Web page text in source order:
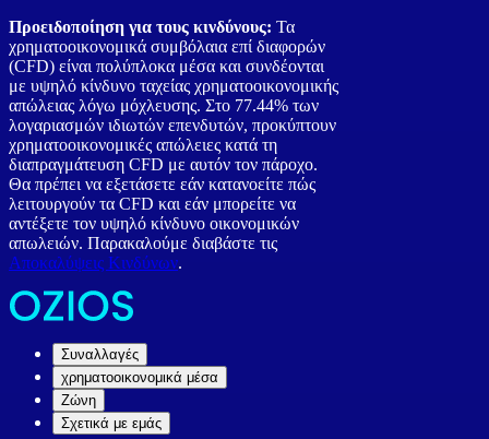
Προειδοποίηση για τους κινδύνους: Τα
χρηματοοικονομικά συμβόλαια επί διαφορών
(CFD) είναι πολύπλοκα μέσα και συνδέονται
με υψηλό κίνδυνο ταχείας χρηματοοικονομικής
απώλειας λόγω μόχλευσης. Στο 77.44% των
λογαριασμών ιδιωτών επενδυτών, προκύπτουν
χρηματοοικονομικές απώλειες κατά τη
διαπραγμάτευση CFD με αυτόν τον πάροχο.
Θα πρέπει να εξετάσετε εάν κατανοείτε πώς
λειτουργούν τα CFD και εάν μπορείτε να
αντέξετε τον υψηλό κίνδυνο οικονομικών
απωλειών. Παρακαλούμε διαβάστε τις
Αποκαλύψεις Κινδύνων.
Συναλλαγές
χρηματοοικονομικά μέσα
Ζώνη
Σχετικά με εμάς